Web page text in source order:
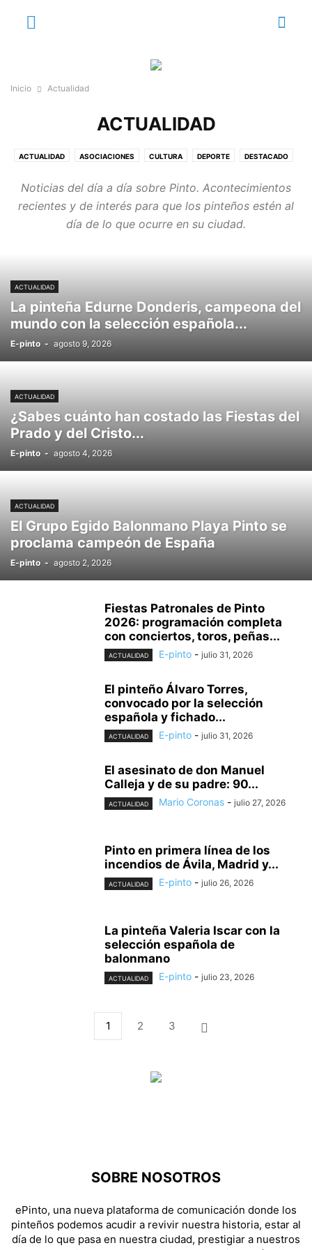
Inicio Actualidad
ACTUALIDAD
ACTUALIDAD ASOCIACIONES CULTURA DEPORTE DESTACADO
ENTORNO Y NATURALEZA ESTUDIANTES FEMENINO GASTRONOMÍA
MEDIO AMBIENTE PINTO EN CIFRAS PINTO Y SU HISTORIA SANIDAD
VECINOS VIDEO REPORTAJES VOZ INSTITUCIONAL
Noticias del día a día sobre Pinto. Acontecimientos
recientes y de interés para que los pinteños estén al
día de lo que ocurre en su ciudad.
ACTUALIDAD
La pinteña Edurne Donderis, campeona del
mundo con la selección española...
E-pinto - agosto 9, 2026
ACTUALIDAD
¿Sabes cuánto han costado las Fiestas del
Prado y del Cristo...
E-pinto - agosto 4, 2026
ACTUALIDAD
El Grupo Egido Balonmano Playa Pinto se
proclama campeón de España
E-pinto - agosto 2, 2026
Fiestas Patronales de Pinto
2026: programación completa
con conciertos, toros, peñas...
ACTUALIDAD E-pinto - julio 31, 2026
El pinteño Álvaro Torres,
convocado por la selección
española y fichado...
ACTUALIDAD E-pinto - julio 31, 2026
El asesinato de don Manuel
Calleja y de su padre: 90...
ACTUALIDAD Mario Coronas - julio 27, 2026
Pinto en primera línea de los
incendios de Ávila, Madrid y...
ACTUALIDAD E-pinto - julio 26, 2026
La pinteña Valeria Iscar con la
selección española de
balonmano
ACTUALIDAD E-pinto - julio 23, 2026
1 2 3
SOBRE NOSOTROS
ePinto, una nueva plataforma de comunicación donde los
pinteños podemos acudir a revivir nuestra historia, estar al
día de lo que pasa en nuestra ciudad, prestigiar a nuestros